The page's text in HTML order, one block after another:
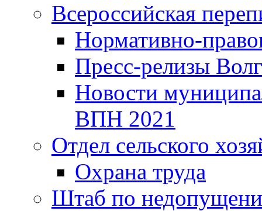
Всероссийская
Нормативно-
Пресс-релизы
Новости
ВПН 2021
Отдел сельского
Охрана труда
Штаб по